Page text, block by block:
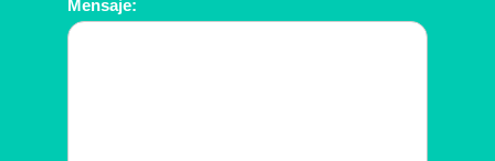
Mensaje: